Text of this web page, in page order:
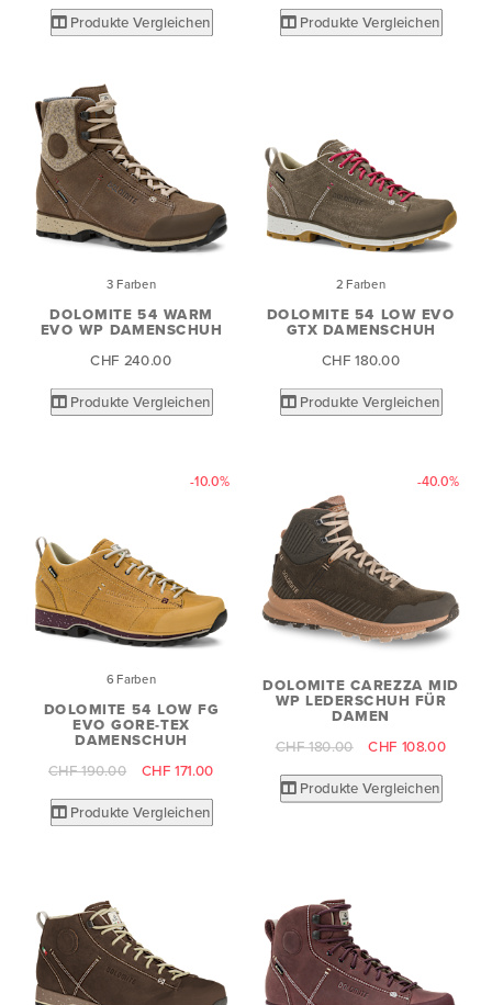
Produkte Vergleichen Produkte Vergleichen
3 Farben
DOLOMITE 54 WARM
EVO WP DAMENSCHUH
CHF 240.00
Produkte Vergleichen
2 Farben
DOLOMITE 54 LOW EVO
GTX DAMENSCHUH
CHF 180.00
Produkte Vergleichen
-10.0%
6 Farben
DOLOMITE 54 LOW FG
EVO GORE-TEX
DAMENSCHUH
CHF 190.00 CHF 171.00
Produkte Vergleichen
-40.0%
DOLOMITE CAREZZA MID
WP LEDERSCHUH FÜR
DAMEN
CHF 180.00 CHF 108.00
Produkte Vergleichen